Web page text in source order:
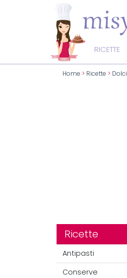
RICETTE
Home > Ricette > Dolci
Ricette
Antipasti
Conserve